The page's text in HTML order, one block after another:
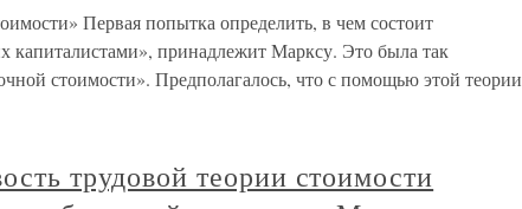
Первая попытка определить, в чем состоит
капиталистами», принадлежит Марксу. Это была так
стоимости». Предполагалось, что с помощью этой теории
трудовой теории стоимости